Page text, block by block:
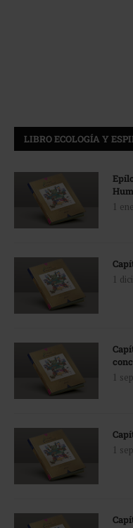
LIBRO ECOLOGÍA Y
1
1
1
1